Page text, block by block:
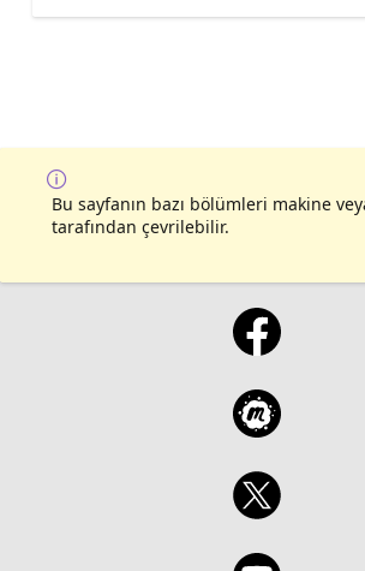
Bu sayfanın bazı bölümleri makine
tarafından çevrilebilir.